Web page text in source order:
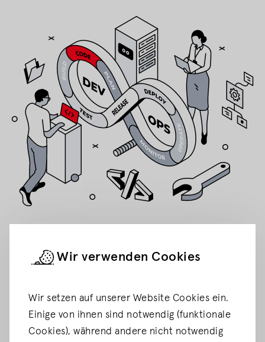
Unser erfahrenes Team setzt auf bewährte
ein tiefes Verständnis für individuellen
Wir verwenden Cookies
Wir setzen auf unserer Website Cookies ein.
Einige von ihnen sind notwendig (funktionale
Cookies), während andere nicht notwendig